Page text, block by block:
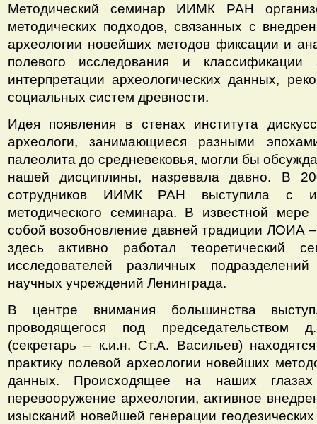
Методический семинар ИИМК РАН
методических подходов, связанных с
археологии новейших методов фиксации и
полевого исследования и классификации
интерпретации археологических данных,
социальных систем древности.
Идея появления в стенах института
археологи, занимающиеся разными
палеолита до средневековья, могли бы
нашей дисциплины, назревала давно. В
сотрудников ИИМК РАН выступила с
методического семинара. В известной мере
собой возобновление давней традиции ЛОИА –
здесь активно работал теоретический
исследователей различных
научных учреждений Ленинграда.
В центре внимания большинства
проводящегося под председательством
(секретарь – к.и.н. Ст.А. Васильев)
практику полевой археологии новейших
данных. Происходящее на наших глазах
перевооружение археологии, активное
изысканий новейшей генерации